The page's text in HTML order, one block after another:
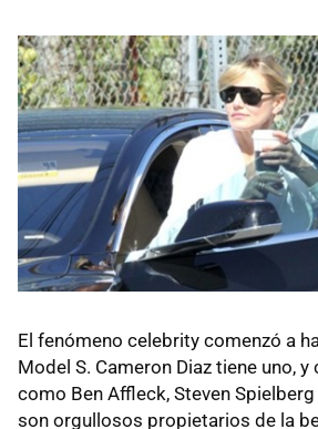
El fenómeno celebrity comenzó a
Model S. Cameron Diaz tiene uno,
como Ben Affleck, Steven
son orgullosos propietarios de la